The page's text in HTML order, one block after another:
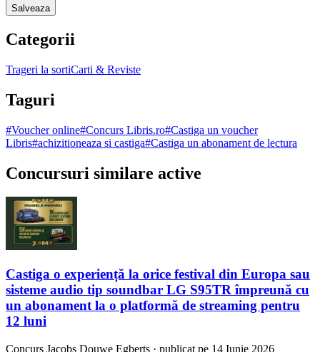
Salveaza
Categorii
Trageri la sortiCarti & Reviste
Taguri
#Voucher online#Concurs Libris.ro#Castiga un voucher
Libris#achizitioneaza si castiga#Castiga un abonament de lectura
Concursuri similare active
Castiga o experiență la orice festival din Europa sau
sisteme audio tip soundbar LG S95TR împreună cu
un abonament la o platformă de streaming pentru
12 luni
Concurs Jacobs Douwe Egberts · publicat pe 14 Iunie 2026